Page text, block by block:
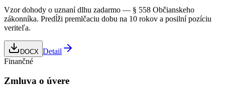
Vzor dohody o uznaní dlhu zadarmo — § 558 Občianskeho
zákonníka. Predĺži premlčaciu dobu na 10 rokov a posilní pozíciu
veriteľa.
DOCX Detail
Finančné
Zmluva o úvere